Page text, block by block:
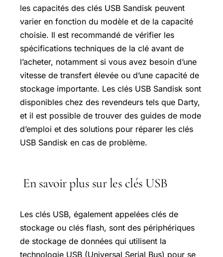
les capacités des clés USB Sandisk peuvent
varier en fonction du modèle et de la capacité
choisie. Il est recommandé de vérifier les
spécifications techniques de la clé avant de
l’acheter, notamment si vous avez besoin d’une
vitesse de transfert élevée ou d’une capacité de
stockage importante. Les clés USB Sandisk sont
disponibles chez des revendeurs tels que Darty,
et il est possible de trouver des guides de mode
d’emploi et des solutions pour réparer les clés
USB Sandisk en cas de problème.
En savoir plus sur les clés USB
Les clés USB, également appelées clés de
stockage ou clés flash, sont des périphériques
de stockage de données qui utilisent la
technologie USB (Universal Serial Bus) pour se